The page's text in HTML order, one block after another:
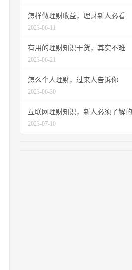
怎样做理财收益，理财新人必看
2023-06-11
有用的理财知识干货，其实不难
2023-06-21
怎么个人理财，过来人告诉你
2023-06-30
互联网理财知识，新人必须了解的
2023-07-10